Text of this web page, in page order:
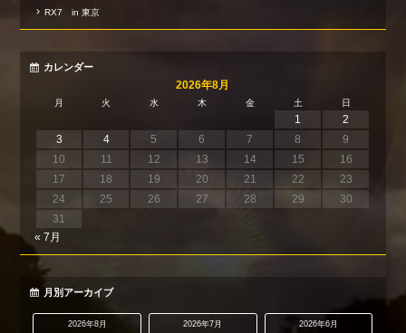
RX7 in 東京
カレンダー
2026年8月
月 火 水 木 金 土 日
1
2
3
4 5 6 7 8
9
10
11 12 13 14 15
16
17
18 19 20 21 22
23
24
25 26 27 28 29
30
31
« 7月
月別アーカイブ
2026年8月 2026年7月 2026年6月